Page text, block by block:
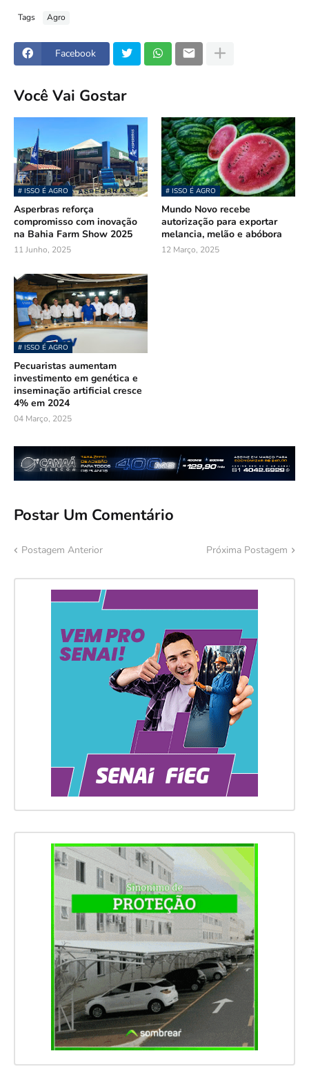
Tags Agro
Facebook
Você Vai Gostar
# ISSO É AGRO
Asperbras reforça
compromisso com inovação
na Bahia Farm Show 2025
11 Junho, 2025
# ISSO É AGRO
Mundo Novo recebe
autorização para exportar
melancia, melão e abóbora
12 Março, 2025
# ISSO É AGRO
Pecuaristas aumentam
investimento em genética e
inseminação artificial cresce
4% em 2024
04 Março, 2025
Postar Um Comentário
Postagem Anterior Próxima Postagem